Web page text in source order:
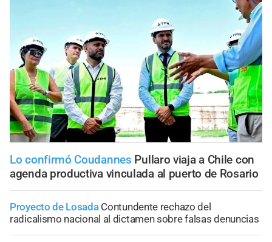
Lo confirmó Coudannes Pullaro viaja a Chile con
agenda productiva vinculada al puerto de Rosario
Proyecto de Losada Contundente rechazo del
radicalismo nacional al dictamen sobre falsas denuncias